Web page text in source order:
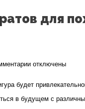
для
котключены
будет
в будущем с